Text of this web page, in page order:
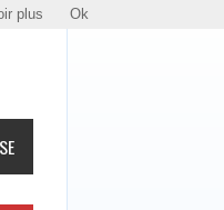
plus Ok